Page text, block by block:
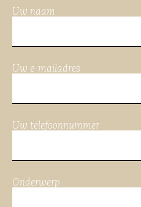
Uw naam
Uw e-mailadres
Uw telefoonnummer
Onderwerp